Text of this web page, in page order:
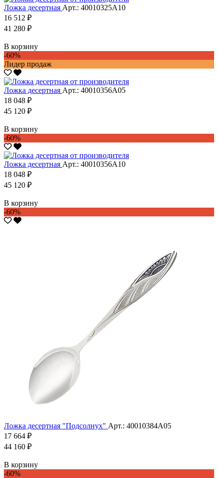
Ложка десертная Арт.: 40010325А10
16 512 ₽
41 280 ₽
В корзину
-60%
Лидер продаж
Ложка десертная Арт.: 40010356А05
18 048 ₽
45 120 ₽
В корзину
-60%
Ложка десертная Арт.: 40010356А10
18 048 ₽
45 120 ₽
В корзину
-60%
Ложка десертная "Подсолнух" Арт.: 40010384А05
17 664 ₽
44 160 ₽
В корзину
-60%